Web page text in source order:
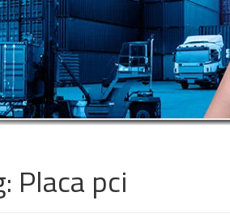
Placa pci